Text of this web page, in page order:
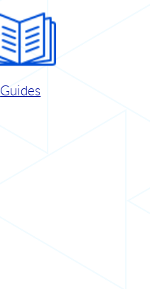
Guides